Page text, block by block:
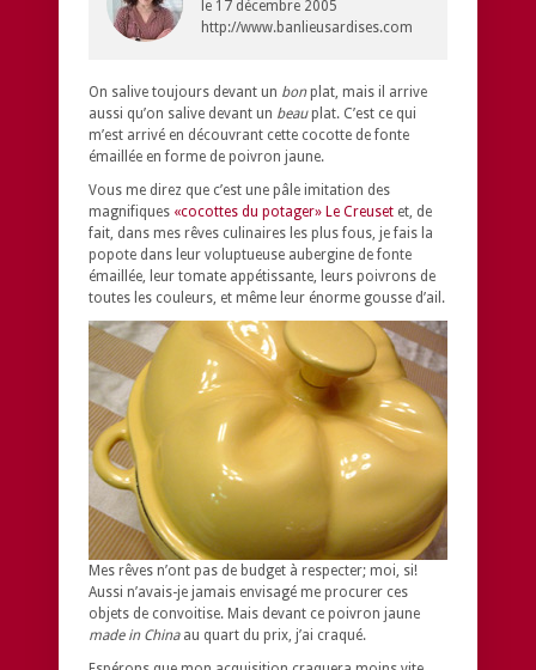
le 17 décembre 2005
http://www.banlieusardises.com
On salive toujours devant un bonplat, mais il arrive
aussi qu’on salive devant un beauplat. C’est ce qui
m’est arrivé en découvrant cette cocotte de fonte
émaillée en forme de poivron jaune.
Vous me direz que c’est une pâle imitation des
magnifiques «cocottes du potager» Le Creuset et, de
fait, dans mes rêves culinaires les plus fous, je fais la
popote dans leur voluptueuse aubergine de fonte
émaillée, leur tomate appétissante, leurs poivrons de
toutes les couleurs, et même leur énorme gousse d’ail.
Mes rêves n’ont pas de budget à respecter; moi, si!
Aussi n’avais-je jamais envisagé me procurer ces
objets de convoitise. Mais devant ce poivron jaune
made in Chinaau quart du prix, j’ai craqué.